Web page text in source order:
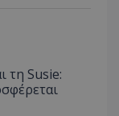
τη Susie: